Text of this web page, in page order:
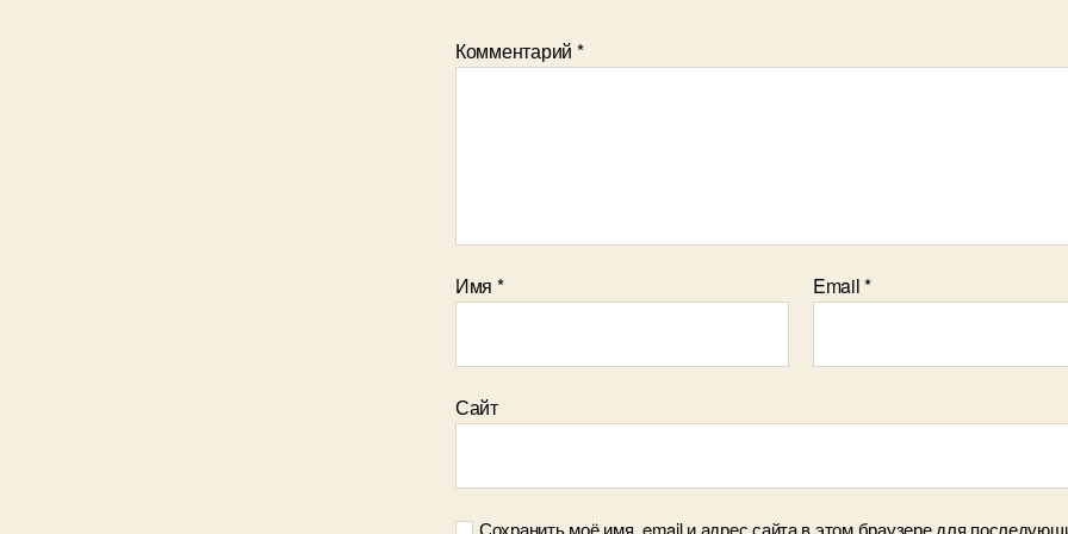
Комментарий *
Имя * Email*
Сайт
Сохранить моё имя, email и адрес сайта в этом браузере для